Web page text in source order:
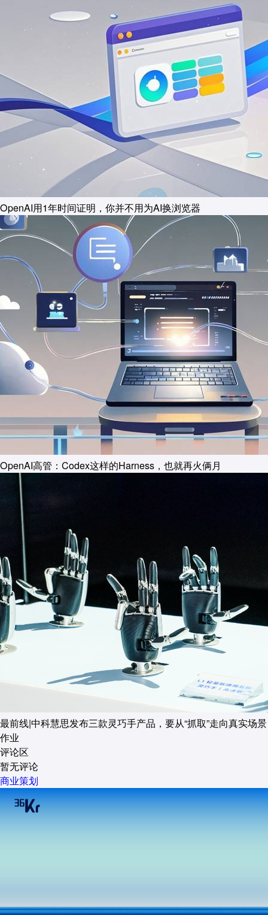
OpenAI用1年时间证明，你并不用为AI换浏览器
OpenAI高管：Codex这样的Harness，也就再火俩月
最前线|中科慧思发布三款灵巧手产品，要从“抓取”走向真实场景
作业
评论区
暂无评论
商业策划